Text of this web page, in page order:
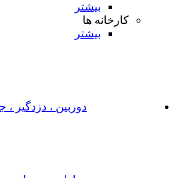
بیشتر
کارخانه ها
بیشتر
دوربین ، دزدگیر ،